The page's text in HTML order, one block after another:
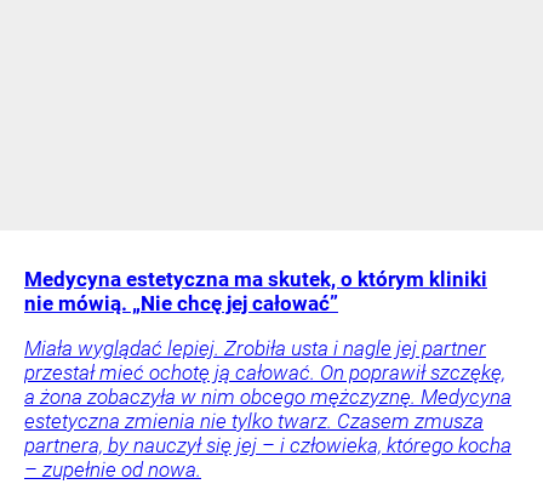
Medycyna estetyczna ma skutek, o którym kliniki
nie mówią. „Nie chcę jej całować”
Miała wyglądać lepiej. Zrobiła usta i nagle jej partner
przestał mieć ochotę ją całować. On poprawił szczękę,
a żona zobaczyła w nim obcego mężczyznę. Medycyna
estetyczna zmienia nie tylko twarz. Czasem zmusza
partnera, by nauczył się jej – i człowieka, którego kocha
– zupełnie od nowa.